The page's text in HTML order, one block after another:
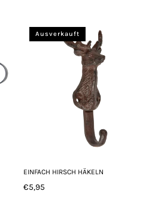
Ausverkauft
EINFACH HIRSCH HÄKELN
Normaler
€5,95